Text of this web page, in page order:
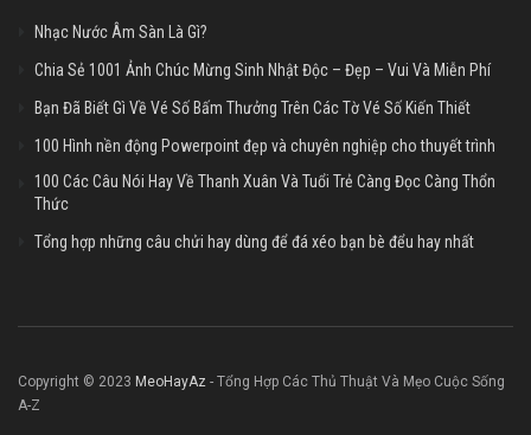
Nhạc Nước Âm Sàn Là Gì?
Chia Sẻ 1001 Ảnh Chúc Mừng Sinh Nhật Độc – Đẹp – Vui Và Miễn Phí
Bạn Đã Biết Gì Về Vé Số Bấm Thưởng Trên Các Tờ Vé Số Kiến Thiết
100 Hình nền động Powerpoint đẹp và chuyên nghiệp cho thuyết trình
100 Các Câu Nói Hay Về Thanh Xuân Và Tuổi Trẻ Càng Đọc Càng Thổn
Thức
Tổng hợp những câu chửi hay dùng để đá xéo bạn bè đểu hay nhất
Copyright © 2023 MeoHayAz - Tổng Hợp Các Thủ Thuật Và Mẹo Cuộc Sống
A-Z